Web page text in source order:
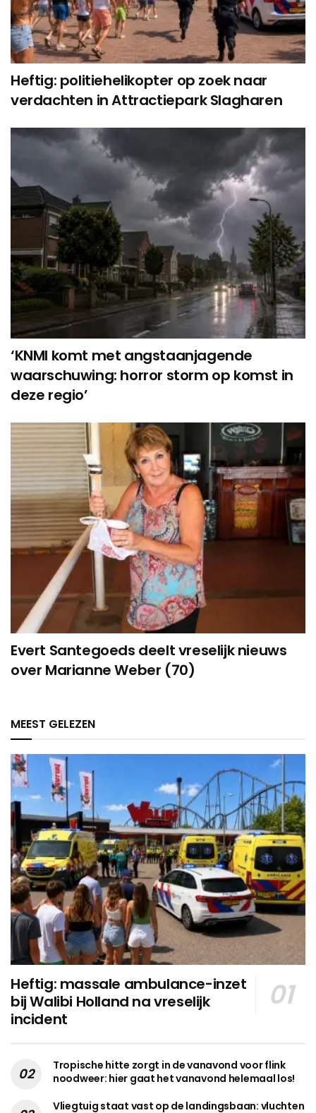
Heftig: politiehelikopter op zoek naar
verdachten in Attractiepark Slagharen
‘KNMI komt met angstaanjagende
waarschuwing: horror storm op komst in
deze regio’
Evert Santegoeds deelt vreselijk nieuws
over Marianne Weber (70)
MEEST GELEZEN
Heftig: massale ambulance-inzet
bij Walibi Holland na vreselijk
incident
Tropische hitte zorgt in de vanavond voor flink
noodweer: hier gaat het vanavond helemaal los!
Vliegtuig staat vast op de landingsbaan: vluchten